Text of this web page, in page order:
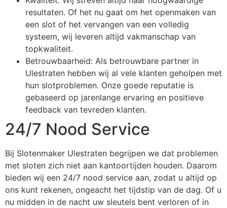
resultaten. Of het nu gaat om het openmaken van
een slot of het vervangen van een volledig
systeem, wij leveren altijd vakmanschap van
topkwaliteit.
Betrouwbaarheid: Als betrouwbare partner in
Ulestraten hebben wij al vele klanten geholpen met
hun slotproblemen. Onze goede reputatie is
gebaseerd op jarenlange ervaring en positieve
feedback van tevreden klanten.
24/7 Nood Service
Bij Slotenmaker Ulestraten begrijpen we dat problemen
met sloten zich niet aan kantoortijden houden. Daarom
bieden wij een 24/7 nood service aan, zodat u altijd op
ons kunt rekenen, ongeacht het tijdstip van de dag. Of u
nu midden in de nacht uw sleutels bent verloren of in